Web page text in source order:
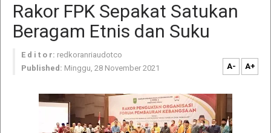
Rakor FPK Sepakat Satukan
Beragam Etnis dan Suku
E d i t o r: redkoranriaudotco
Published: Minggu, 28 November 2021 A- A+